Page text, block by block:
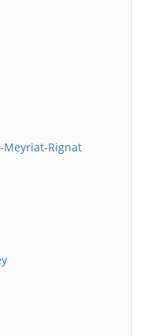
Meyriat-Rignat